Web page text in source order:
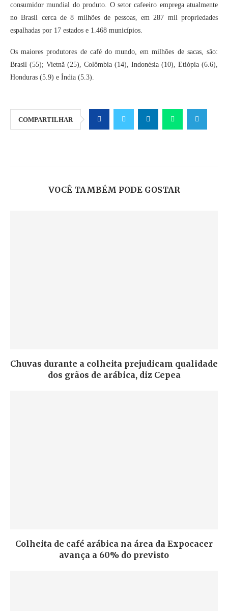
consumidor mundial do produto. O setor cafeeiro emprega atualmente
no Brasil cerca de 8 milhões de pessoas, em 287 mil propriedades
espalhadas por 17 estados e 1.468 municípios.
Os maiores produtores de café do mundo, em milhões de sacas, são:
Brasil (55); Vietnã (25), Colômbia (14), Indonésia (10), Etiópia (6.6),
Honduras (5.9) e Índia (5.3).
COMPARTILHAR
VOCÊ TAMBÉM PODE GOSTAR
Chuvas durante a colheita prejudicam qualidade
dos grãos de arábica, diz Cepea
Colheita de café arábica na área da Expocacer
avança a 60% do previsto